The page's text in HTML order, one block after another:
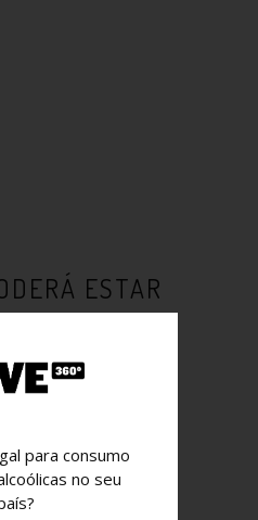
ESTAR
EM:
para consumo
no seu